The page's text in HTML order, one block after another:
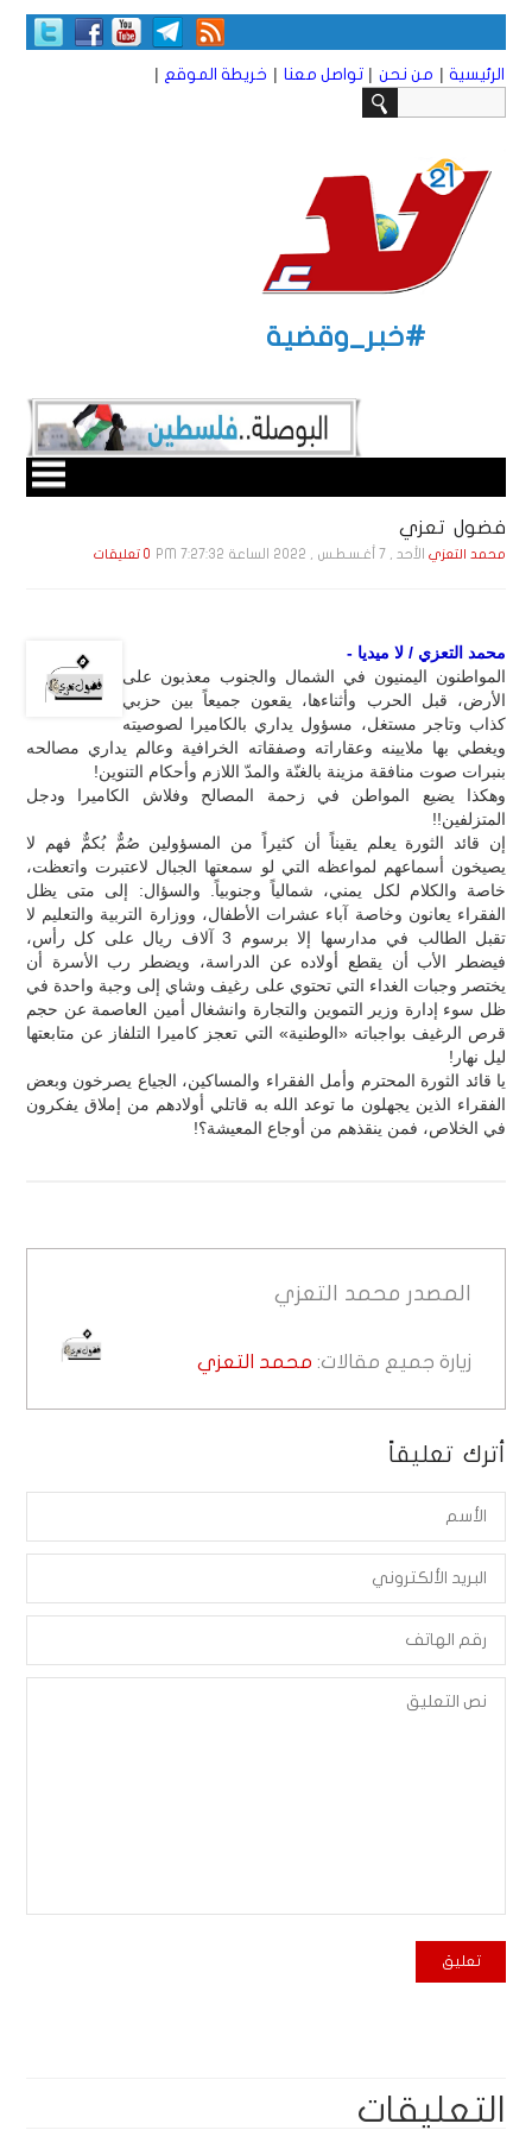
الرئيسية | من نحن | تواصل معنا | خريطة الموقع |
#خبر_وقضية
فضول تعزي
محمد التعزي الأحد , 7 أغـسـطـس , 2022 الساعة 7:27:32 PM 0 تعليقات
محمد التعزي / لا ميديا -
المواطنون اليمنيون في الشمال والجنوب معذبون على
الأرض، قبل الحرب وأثناءها، يقعون جميعاً بين حزبي
كذاب وتاجر مستغل، مسؤول يداري بالكاميرا لصوصيته
ويغطي بها ملايينه وعقاراته وصفقاته الخرافية وعالم يداري مصالحه
بنبرات صوت منافقة مزينة بالغنّة والمدّ اللازم وأحكام التنوين!
وهكذا يضيع المواطن في زحمة المصالح وفلاش الكاميرا ودجل
المتزلفين!!
إن قائد الثورة يعلم يقيناً أن كثيراً من المسؤولين صُمٌّ بُكمٌّ فهم لا
يصيخون أسماعهم لمواعظه التي لو سمعتها الجبال لاعتبرت واتعظت،
خاصة والكلام لكل يمني، شمالياً وجنوبياً. والسؤال: إلى متى يظل
الفقراء يعانون وخاصة آباء عشرات الأطفال، ووزارة التربية والتعليم لا
تقبل الطالب في مدارسها إلا برسوم 3 آلاف ريال على كل رأس،
فيضطر الأب أن يقطع أولاده عن الدراسة، ويضطر رب الأسرة أن
يختصر وجبات الغداء التي تحتوي على رغيف وشاي إلى وجبة واحدة في
ظل سوء إدارة وزير التموين والتجارة وانشغال أمين العاصمة عن حجم
قرص الرغيف بواجباته «الوطنية» التي تعجز كاميرا التلفاز عن متابعتها
ليل نهار!
يا قائد الثورة المحترم وأمل الفقراء والمساكين، الجياع يصرخون وبعض
الفقراء الذين يجهلون ما توعد الله به قاتلي أولادهم من إملاق يفكرون
في الخلاص، فمن ينقذهم من أوجاع المعيشة؟!
المصدر محمد التعزي
زيارة جميع مقالات: محمد التعزي
أترك تعليقاً
التعليقات